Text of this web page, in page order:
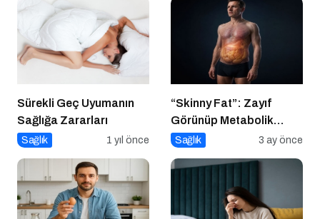
Sürekli Geç Uyumanın
Sağlığa Zararları
Sağlık 1 yıl önce
“Skinny Fat”: Zayıf
Görünüp Metabolik
Olarak Riskli Olmak
Sağlık 3 ay önce